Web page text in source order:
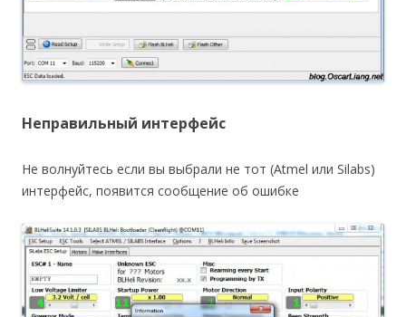
Неправильный интерфейс
Не волнуйтесь если вы выбрали не тот (Atmel или Silabs)
интерфейс, появится сообщение об ошибке